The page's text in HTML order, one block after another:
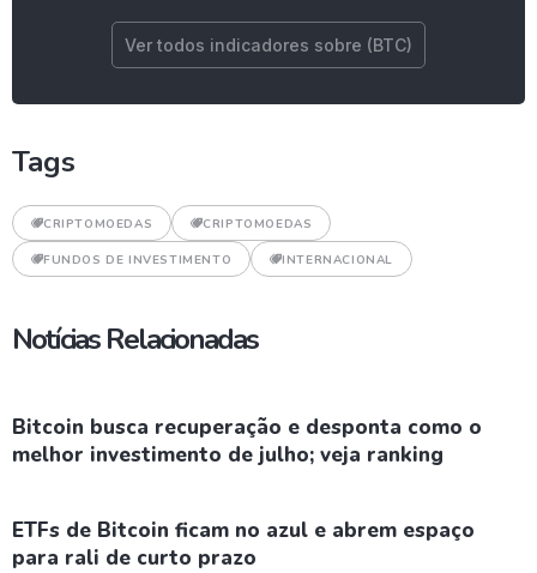
Ver todos indicadores sobre (BTC)
Tags
CRIPTOMOEDAS CRIPTOMOEDAS
FUNDOS DE INVESTIMENTO INTERNACIONAL
Notícias Relacionadas
Bitcoin busca recuperação e desponta como o
melhor investimento de julho; veja ranking
ETFs de Bitcoin ficam no azul e abrem espaço
para rali de curto prazo